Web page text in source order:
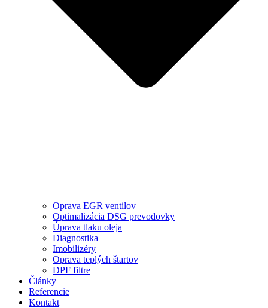
Oprava EGR ventilov
Optimalizácia DSG prevodovky
Úprava tlaku oleja
Diagnostika
Imobilizéry
Oprava teplých štartov
DPF filtre
Články
Referencie
Kontakt